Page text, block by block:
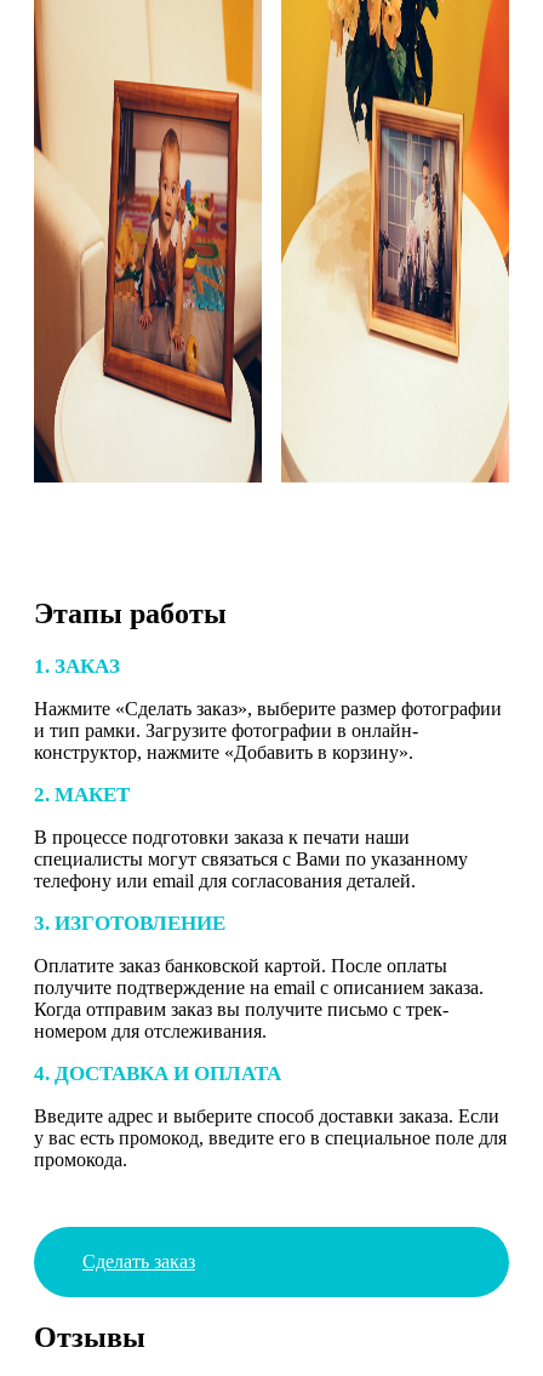
Этапы работы
1. ЗАКАЗ
Нажмите «Сделать заказ», выберите размер фотографии
и тип рамки. Загрузите фотографии в онлайн-
конструктор, нажмите «Добавить в корзину».
2. МАКЕТ
В процессе подготовки заказа к печати наши
специалисты могут связаться с Вами по указанному
телефону или email для согласования деталей.
3. ИЗГОТОВЛЕНИЕ
Оплатите заказ банковской картой. После оплаты
получите подтверждение на email с описанием заказа.
Когда отправим заказ вы получите письмо с трек-
номером для отслеживания.
4. ДОСТАВКА И ОПЛАТА
Введите адрес и выберите способ доставки заказа. Если
у вас есть промокод, введите его в специальное поле для
промокода.
Сделать заказ
Отзывы